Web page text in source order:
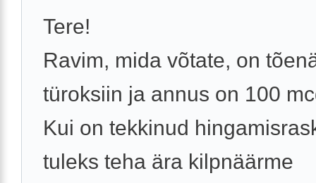
Tere!
Ravim, mida võtate, on
türoksiin ja annus on 100
Kui on tekkinud
tuleks teha ära kilpnäärme